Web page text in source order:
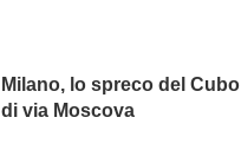
Milano, lo spreco del Cubo
di via Moscova